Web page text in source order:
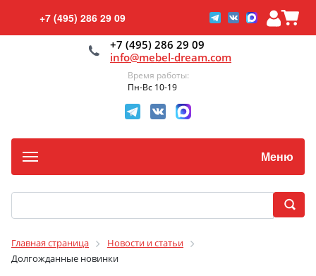
+7 (495) 286 29 09
+7 (495) 286 29 09
info@mebel-dream.com
Время работы:
Пн-Вс 10-19
Меню
Главная страница
Новости и статьи
Долгожданные новинки